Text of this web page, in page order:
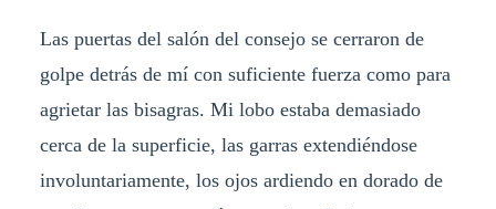
Las puertas del salón del consejo se cerraron de
golpe detrás de mí con suficiente fuerza como para
agrietar las bisagras. Mi lobo estaba demasiado
cerca de la superficie, las garras extendiéndose
involuntariamente, los ojos ardiendo en dorado de